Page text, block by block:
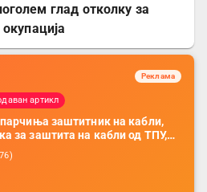
глад отколку за
Реклама
артикл
заштитник на кабли,
за заштита на кабли од ТПУ,
за заштита на кабли, без
за мобилни телефони, комплет
)